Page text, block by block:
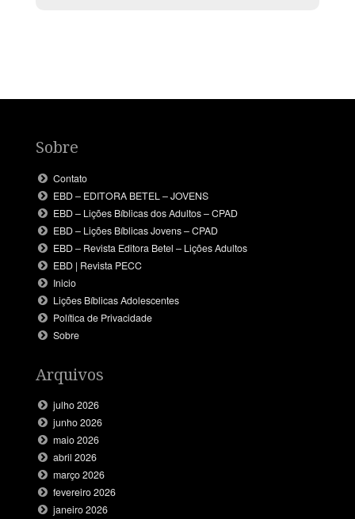
Sobre
Contato
EBD – EDITORA BETEL – JOVENS
EBD – Lições Bíblicas dos Adultos – CPAD
EBD – Lições Bíblicas Jovens – CPAD
EBD – Revista Editora Betel – Lições Adultos
EBD | Revista PECC
Inicio
Lições Bíblicas Adolescentes
Política de Privacidade
Sobre
Arquivos
julho 2026
junho 2026
maio 2026
abril 2026
março 2026
fevereiro 2026
janeiro 2026